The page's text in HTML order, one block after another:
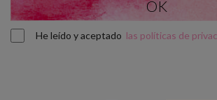
He leído y aceptado las políticas de